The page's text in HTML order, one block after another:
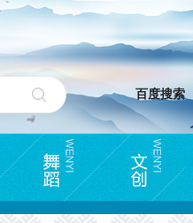
百度搜索